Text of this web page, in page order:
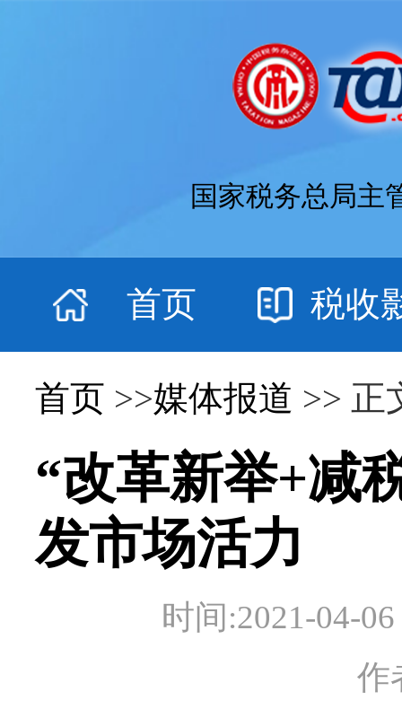
国家税务总局主
首页 税收
首页 >>媒体报道 >> 正
“改革新举+减
发市场活力
时间:2021-04-
作